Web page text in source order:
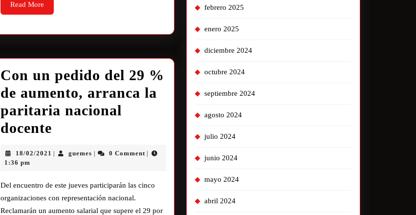
Read More
Con un pedido del 29 %
de aumento, arranca la
paritaria nacional
docente
18/02/2021 guemes 0 Comment
1:36 pm
Del encuentro de este jueves participarán las cinco
organizaciones con representación nacional.
Reclamarán un aumento salarial que supere el 29 por
febrero 2025
enero 2025
diciembre 2024
octubre 2024
septiembre 2024
agosto 2024
julio 2024
junio 2024
mayo 2024
abril 2024